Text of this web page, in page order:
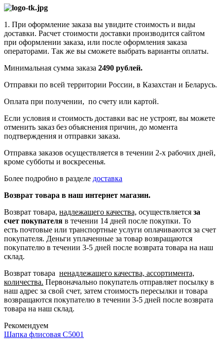
1. При оформление заказа вы увидите стоимость и виды
доставки. Расчет стоимости доставки производится сайтом
при оформлении заказа, или после оформления заказа
операторами. Так же вы сможете выбрать варианты оплаты.
Минимальная сумма заказа 2490 рублей.
Отправки по всей территории России, в Казахстан и Беларусь.
Оплата при получении, по счету или картой.
Если условия и стоимость доставки вас не устроят, вы можете
отменить заказ без объяснения причин, до момента
подтверждения и отправки заказа.
Отправка заказов осуществляется в течении 2-х рабочих дней,
кроме субботы и воскресенья.
Более подробно в разделе доставка
Возврат товара в наш интернет магазин.
Возврат товара, надлежащего качества, осуществляется за
счет покупателя в течении 14 дней после покупки. То
есть почтовые или транспортные услуги оплачиваются за счет
покупателя. Деньги уплаченные за товар возвращаются
покупателю в течении 3-5 дней после возврата товара на наш
склад.
Возврат товара ненадлежащего качества, ассортимента,
количества. Первоначально покупатель отправляет посылку в
наш адрес за свой счет, затем стоимость пересылки и товара
возвращаются покупателю в течении 3-5 дней после возврата
товара на наш склад.
Рекомендуем
Шапка флисовая С5001